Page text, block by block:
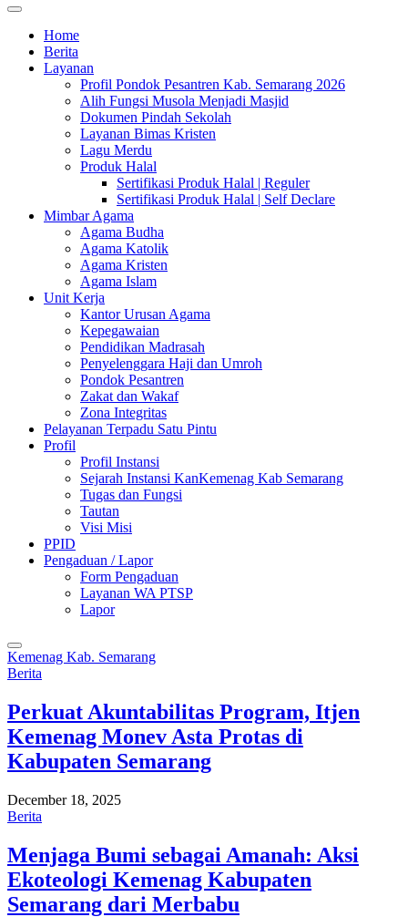
Home
Berita
Layanan
Profil Pondok Pesantren Kab. Semarang 2026
Alih Fungsi Musola Menjadi Masjid
Dokumen Pindah Sekolah
Layanan Bimas Kristen
Lagu Merdu
Produk Halal
Sertifikasi Produk Halal | Reguler
Sertifikasi Produk Halal | Self Declare
Mimbar Agama
Agama Budha
Agama Katolik
Agama Kristen
Agama Islam
Unit Kerja
Kantor Urusan Agama
Kepegawaian
Pendidikan Madrasah
Penyelenggara Haji dan Umroh
Pondok Pesantren
Zakat dan Wakaf
Zona Integritas
Pelayanan Terpadu Satu Pintu
Profil
Profil Instansi
Sejarah Instansi KanKemenag Kab Semarang
Tugas dan Fungsi
Tautan
Visi Misi
PPID
Pengaduan / Lapor
Form Pengaduan
Layanan WA PTSP
Lapor
Kemenag Kab. Semarang
Berita
Perkuat Akuntabilitas Program, Itjen
Kemenag Monev Asta Protas di
Kabupaten Semarang
December 18, 2025
Berita
Menjaga Bumi sebagai Amanah: Aksi
Ekoteologi Kemenag Kabupaten
Semarang dari Merbabu